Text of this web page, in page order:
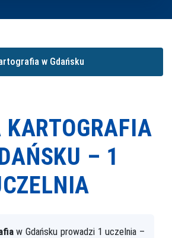
w Gdańsku
– 1
w Gdańsku prowadzi 1 uczelnia –